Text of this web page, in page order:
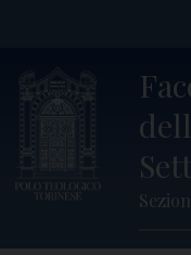
content